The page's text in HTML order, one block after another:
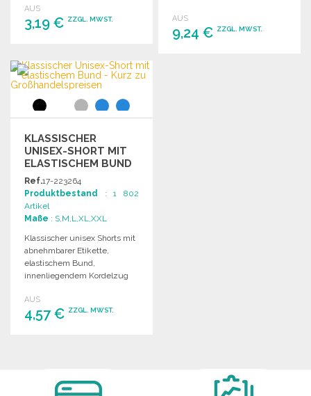
AUS
3,19 € ZZGL. MWST.
Angebot anfordern
AUS
9,24 € ZZGL. MWST.
KLASSISCHER
UNISEX-SHORT MIT
ELASTISCHEM BUND
Ref.17-223264
Produktbestand : 1 802
Artikel
Maße : S,M,L,XL,XXL
Klassischer unisex Shorts mit
abnehmbarer Etikette,
elastischem Bund,
innenliegendem Kordelzug
für Freizeitaktivitäten.
AUS
4,57 € ZZGL. MWST.